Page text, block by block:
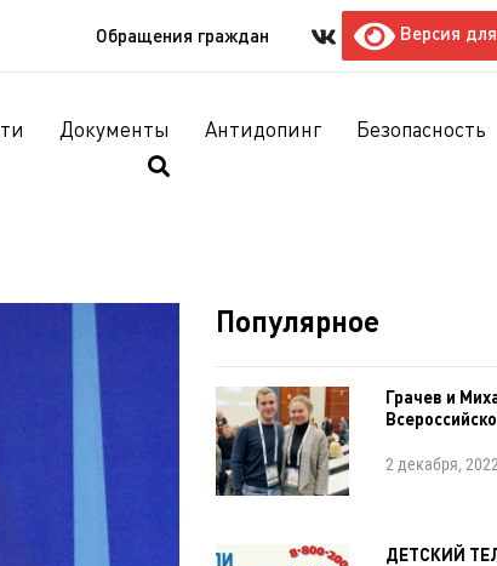
Обращения граждан Версия
Документы Антидопинг Безопасность
Популярное
Грачев и
2 декабря, 2022
ДЕТСКИЙ